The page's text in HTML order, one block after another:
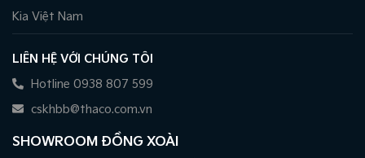
Kia Việt Nam
LIÊN HỆ VỚI CHÚNG TÔI
Hotline 0938 807 599
cskhbb@thaco.com.vn
SHOWROOM ĐỒNG XOÀI